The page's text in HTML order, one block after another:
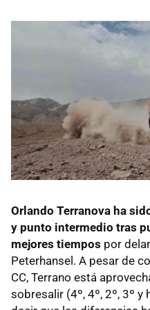
Orlando Terranova ha
y punto intermedio tras
mejores tiempos por
Peterhansel. A pesar de
CC, Terrano está
sobresalir (4º, 4º, 2º, 3º y